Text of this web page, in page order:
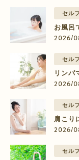
セル
お風呂
のやり
2026/
セル
リンパ
のむく
2026/
セル
肩こり
流すマ
2026/
セル